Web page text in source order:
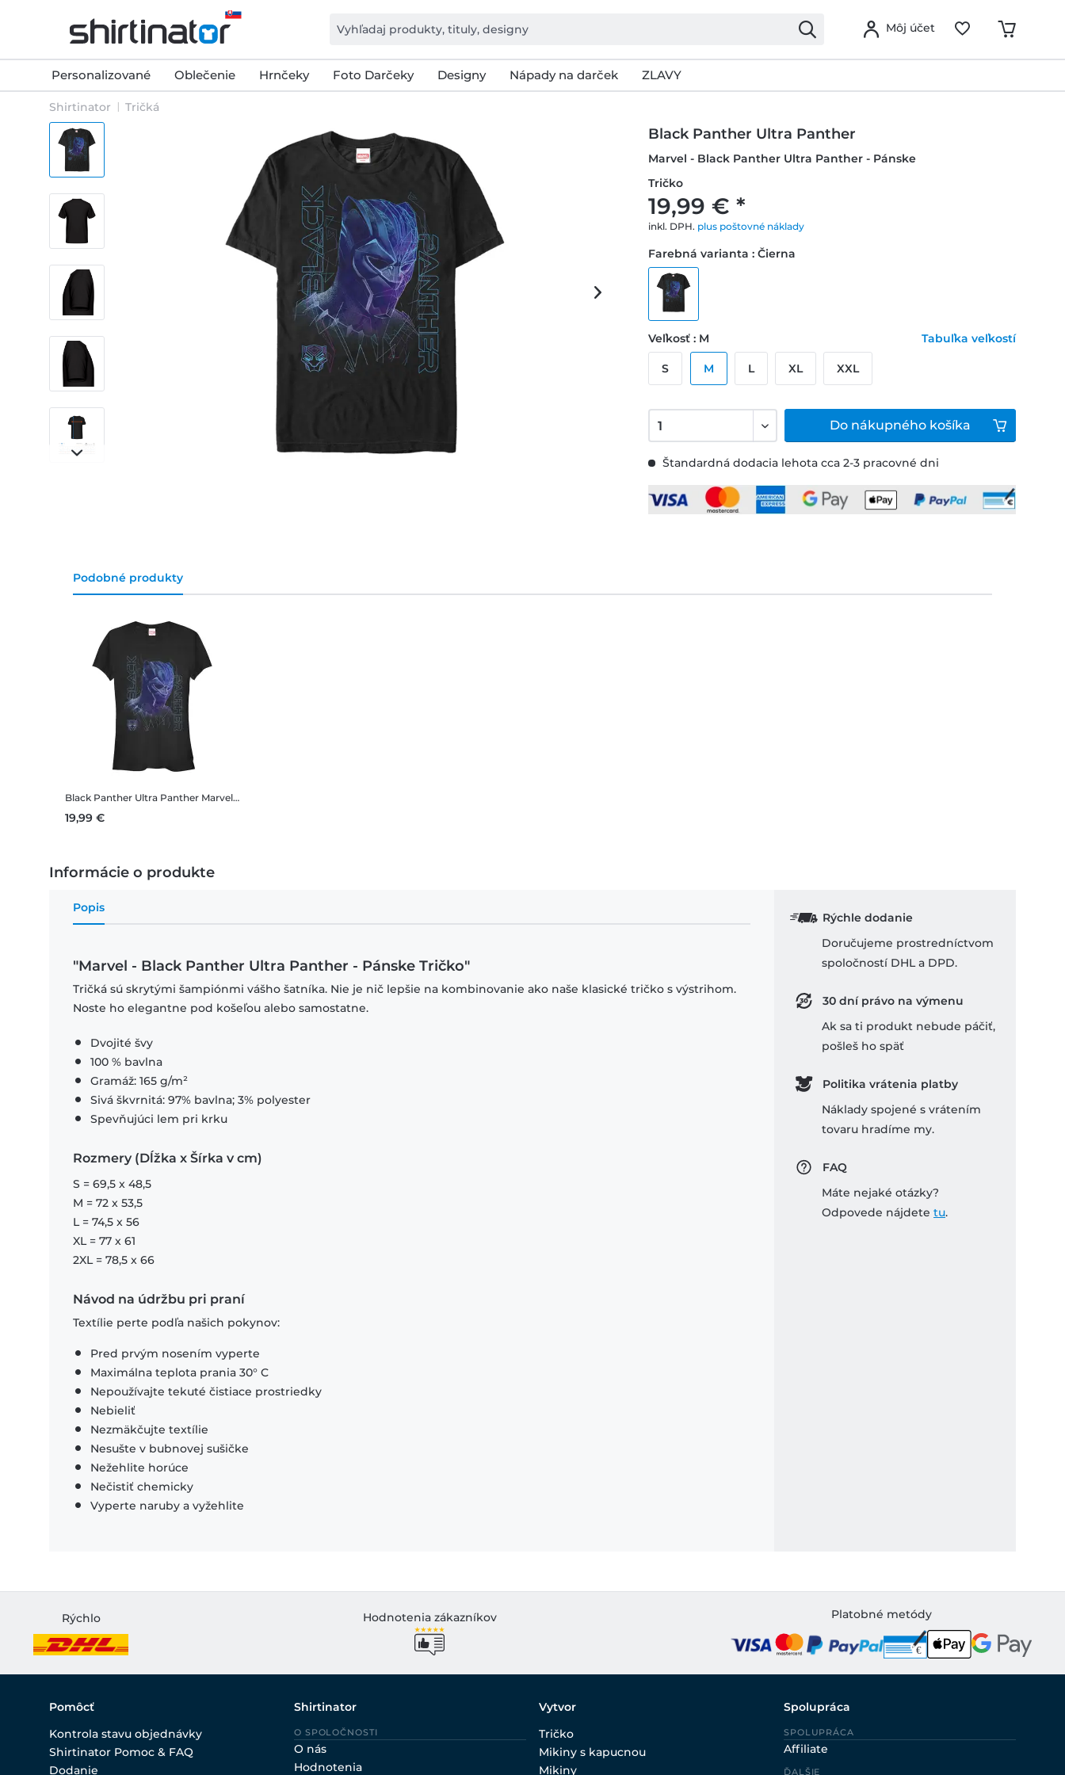
Môj účet
Personalizované Oblečenie Hrnčeky Foto Darčeky Designy Nápady na darček ZLAVY
Shirtinator Tričká
Black Panther Ultra Panther
Marvel - Black Panther Ultra Panther - Pánske
Tričko
19,99 € *
inkl. DPH. plus poštovné náklady
Štandardná dodacia lehota cca 2-3 pracovné dni
Farebná varianta : Čierna
Veľkosť : M Tabuľka veľkostí
S M L XL XXL
Do nákupného košíka
Podobné produkty
Black Panther Ultra Panther Marvel - Black Panther Ultra Panther - Dámske Tričko
19,99 €
Informácie o produkte
Popis
"Marvel - Black Panther Ultra Panther - Pánske Tričko"
Tričká sú skrytými šampiónmi vášho šatníka. Nie je nič lepšie na kombinovanie ako naše klasické tričko s výstrihom.
Noste ho elegantne pod košeľou alebo samostatne.
Dvojité švy
100 % bavlna
Gramáž: 165 g/m²
Sivá škvrnitá: 97% bavlna; 3% polyester
Spevňujúci lem pri krku
Rozmery (Dĺžka x Šírka v cm)
S = 69,5 x 48,5
M = 72 x 53,5
L = 74,5 x 56
XL = 77 x 61
2XL = 78,5 x 66
Návod na údržbu pri praní
Textílie perte podľa našich pokynov:
Pred prvým nosením vyperte
Maximálna teplota prania 30° C
Nepoužívajte tekuté čistiace prostriedky
Nebieliť
Nezmäkčujte textílie
Nesušte v bubnovej sušičke
Nežehlite horúce
Nečistiť chemicky
Vyperte naruby a vyžehlite
Rýchle dodanie
Doručujeme prostredníctvom
spoločností DHL a DPD.
30 dní právo na výmenu
Ak sa ti produkt nebude páčiť,
pošleš ho späť
Politika vrátenia platby
Náklady spojené s vrátením
tovaru hradíme my.
FAQ
Máte nejaké otázky?
Odpovede nájdete tu.
Rýchlo Hodnotenia zákazníkov Platobné metódy
Pomôcť
Kontrola stavu objednávky
Shirtinator Pomoc & FAQ
Dodanie
Shirtinator
O SPOLOČNOSTI
O nás
Hodnotenia
Vytvor
Tričko
Mikiny s kapucnou
Mikiny
Spolupráca
SPOLUPRÁCA
Affiliate
ĎALŠIE